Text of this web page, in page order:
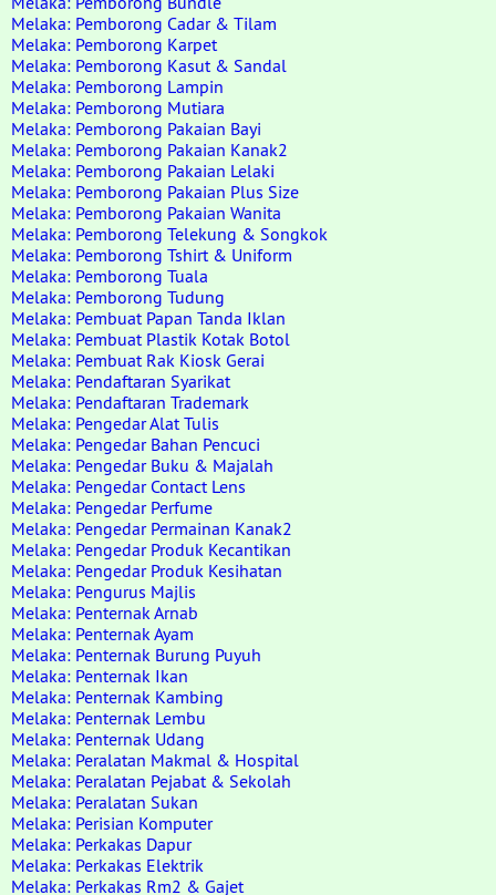
Melaka: Pemborong Cadar & Tilam
Melaka: Pemborong Karpet
Melaka: Pemborong Kasut & Sandal
Melaka: Pemborong Lampin
Melaka: Pemborong Mutiara
Melaka: Pemborong Pakaian Bayi
Melaka: Pemborong Pakaian Kanak2
Melaka: Pemborong Pakaian Lelaki
Melaka: Pemborong Pakaian Plus Size
Melaka: Pemborong Pakaian Wanita
Melaka: Pemborong Telekung & Songkok
Melaka: Pemborong Tshirt & Uniform
Melaka: Pemborong Tuala
Melaka: Pemborong Tudung
Melaka: Pembuat Papan Tanda Iklan
Melaka: Pembuat Plastik Kotak Botol
Melaka: Pembuat Rak Kiosk Gerai
Melaka: Pendaftaran Syarikat
Melaka: Pendaftaran Trademark
Melaka: Pengedar Alat Tulis
Melaka: Pengedar Bahan Pencuci
Melaka: Pengedar Buku & Majalah
Melaka: Pengedar Contact Lens
Melaka: Pengedar Perfume
Melaka: Pengedar Permainan Kanak2
Melaka: Pengedar Produk Kecantikan
Melaka: Pengedar Produk Kesihatan
Melaka: Pengurus Majlis
Melaka: Penternak Arnab
Melaka: Penternak Ayam
Melaka: Penternak Burung Puyuh
Melaka: Penternak Ikan
Melaka: Penternak Kambing
Melaka: Penternak Lembu
Melaka: Penternak Udang
Melaka: Peralatan Makmal & Hospital
Melaka: Peralatan Pejabat & Sekolah
Melaka: Peralatan Sukan
Melaka: Perisian Komputer
Melaka: Perkakas Dapur
Melaka: Perkakas Elektrik
Melaka: Perkakas Rm2 & Gajet